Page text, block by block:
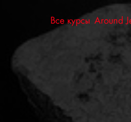
Все курсы Around